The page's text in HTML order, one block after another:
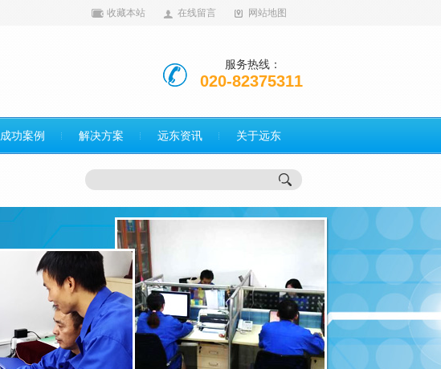
收藏本站 在线留言 网站地图
服务热线：
020-82375311
成功案例 解决方案 远东资讯 关于远东